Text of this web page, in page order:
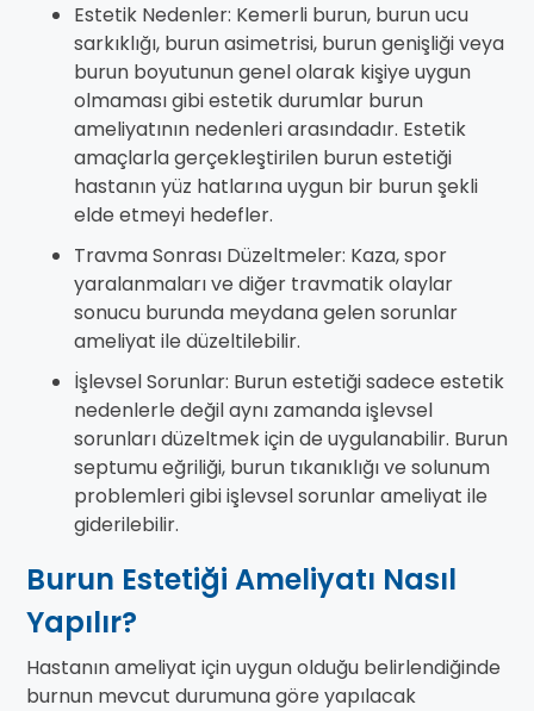
Estetik Nedenler: Kemerli burun, burun ucu
sarkıklığı, burun asimetrisi, burun genişliği veya
burun boyutunun genel olarak kişiye uygun
olmaması gibi estetik durumlar burun
ameliyatının nedenleri arasındadır. Estetik
amaçlarla gerçekleştirilen burun estetiği
hastanın yüz hatlarına uygun bir burun şekli
elde etmeyi hedefler.
Travma Sonrası Düzeltmeler: Kaza, spor
yaralanmaları ve diğer travmatik olaylar
sonucu burunda meydana gelen sorunlar
ameliyat ile düzeltilebilir.
İşlevsel Sorunlar: Burun estetiği sadece estetik
nedenlerle değil aynı zamanda işlevsel
sorunları düzeltmek için de uygulanabilir. Burun
septumu eğriliği, burun tıkanıklığı ve solunum
problemleri gibi işlevsel sorunlar ameliyat ile
giderilebilir.
Burun Estetiği Ameliyatı Nasıl
Yapılır?
Hastanın ameliyat için uygun olduğu belirlendiğinde
burnun mevcut durumuna göre yapılacak